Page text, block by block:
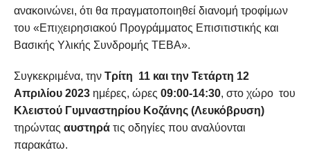
ανακοινώνει, ότι θα πραγματοποιηθεί διανομή τροφίμων
του «Επιχειρησιακού Προγράμματος Επισιτιστικής και
Βασικής Υλικής Συνδρομής ΤΕΒΑ».
Συγκεκριμένα, την Τρίτη 11 και την Τετάρτη 12
Απριλίου 2023ημέρες, ώρες 09:00-14:30, στο χώρο του
Κλειστού Γυμναστηρίου Κοζάνης (Λευκόβρυση)
τηρώντας αυστηράτις οδηγίες που αναλύονται
παρακάτω.